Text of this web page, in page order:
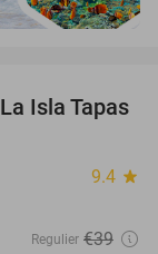
23%
Isla Tapas
9.4 star
Regulier €39